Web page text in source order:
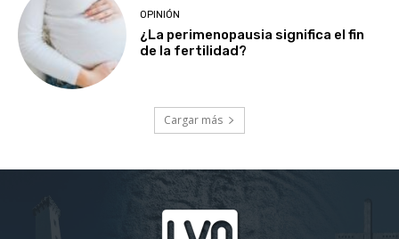
OPINIÓN
¿La perimenopausia significa el fin
de la fertilidad?
Cargar más